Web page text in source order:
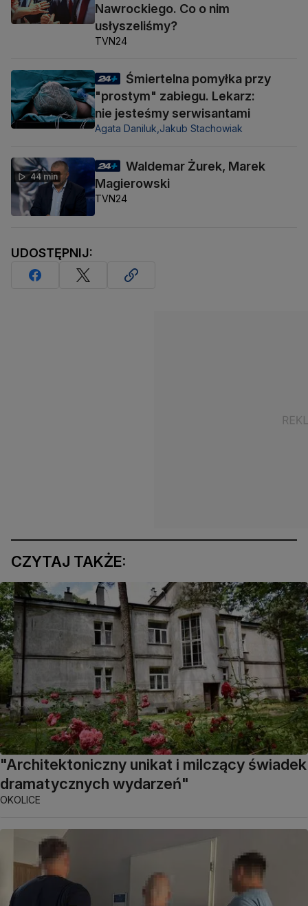
Nawrockiego. Co o nim
usłyszeliśmy?
TVN24
Śmiertelna pomyłka przy
"prostym" zabiegu. Lekarz:
nie jesteśmy serwisantami
Agata Daniluk, Jakub Stachowiak
44 min
Waldemar Żurek, Marek
Magierowski
TVN24
UDOSTĘPNIJ:
CZYTAJ TAKŻE:
"Architektoniczny unikat i milczący świadek
dramatycznych wydarzeń"
OKOLICE